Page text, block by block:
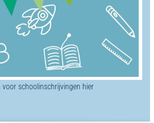
voor schoolinschrijvingen hier